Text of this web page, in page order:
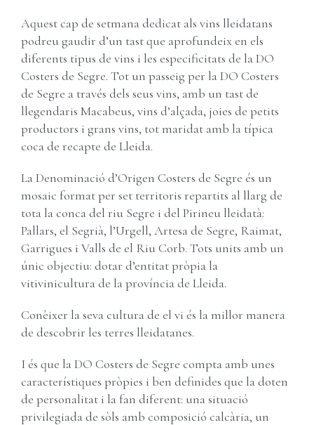
Aquest cap de setmana dedicat als vins lleidatans
podreu gaudir d’un tast que aprofundeix en els
diferents tipus de vins i les especificitats de la DO
Costers de Segre. Tot un passeig per la DO Costers
de Segre a través dels seus vins, amb un tast de
llegendaris Macabeus, vins d’alçada, joies de petits
productors i grans vins, tot maridat amb la típica
coca de recapte de Lleida.
La Denominació d’Origen Costers de Segre és un
mosaic format per set territoris repartits al llarg de
tota la conca del riu Segre i del Pirineu lleidatà:
Pallars, el Segrià, l’Urgell, Artesa de Segre, Raimat,
Garrigues i Valls de el Riu Corb. Tots units amb un
únic objectiu: dotar d’entitat pròpia la
vitivinicultura de la província de Lleida.
Conèixer la seva cultura de el vi és la millor manera
de descobrir les terres lleidatanes.
I és que la DO Costers de Segre compta amb unes
característiques pròpies i ben definides que la doten
de personalitat i la fan diferent: una situació
privilegiada de sòls amb composició calcària, un